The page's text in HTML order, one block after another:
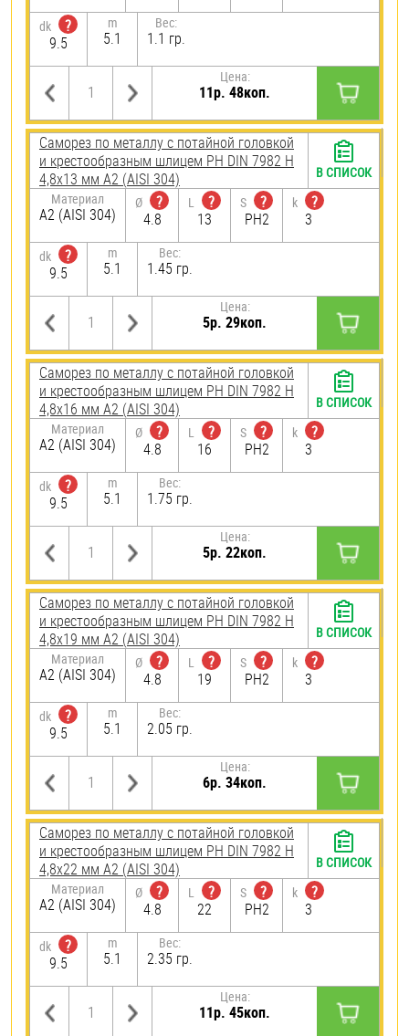
dk
?
9.5
m
5.1
Вес:
1.1 гр.
Цена:
11р. 48коп.
Саморез по металлу с потайной головкой
и крестообразным шлицем PH DIN 7982 H
4,8х13 мм А2 (AISI 304)
Материал
А2 (AISI 304)
Ø
?
4.8
L
?
13
S
?
PH2
k
?
3
dk
?
9.5
m
5.1
Вес:
1.45 гр.
Цена:
5р. 29коп.
В СПИСОК
Саморез по металлу с потайной головкой
и крестообразным шлицем PH DIN 7982 H
4,8х16 мм А2 (AISI 304)
Материал
А2 (AISI 304)
Ø
?
4.8
L
?
16
S
?
PH2
k
?
3
dk
?
9.5
m
5.1
Вес:
1.75 гр.
Цена:
5р. 22коп.
В СПИСОК
Саморез по металлу с потайной головкой
и крестообразным шлицем PH DIN 7982 H
4,8х19 мм А2 (AISI 304)
Материал
А2 (AISI 304)
Ø
?
4.8
L
?
19
S
?
PH2
k
?
3
dk
?
9.5
m
5.1
Вес:
2.05 гр.
Цена:
6р. 34коп.
В СПИСОК
Саморез по металлу с потайной головкой
и крестообразным шлицем PH DIN 7982 H
4,8х22 мм А2 (AISI 304)
Материал
А2 (AISI 304)
Ø
?
4.8
L
?
22
S
?
PH2
k
?
3
dk
?
9.5
m
5.1
Вес:
2.35 гр.
Цена:
11р. 45коп.
В СПИСОК